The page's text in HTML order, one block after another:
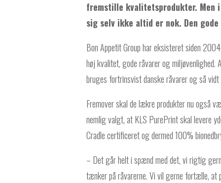
fremstille kvalitetsprodukter. Men
sig selv ikke altid er nok. Den
Bon Appetit Group har eksisteret siden
høj kvalitet, gode råvarer og miljøvenlighed.
bruges fortrinsvist danske råvarer og så
Fremover skal de lækre produkter nu også
nemlig valgt, at KLS PurePrint skal levere
Cradle certificeret og dermed 100%
– Det går helt i spænd med det, vi rigtig
tænker på råvarerne. Vi vil gerne fortælle, at